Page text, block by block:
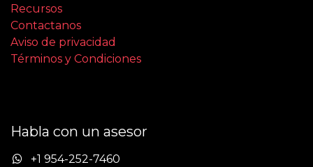
Recursos
Contactanos
Aviso de privacidad
Términos y Condiciones
Habla con un asesor
+1 954-252-7460